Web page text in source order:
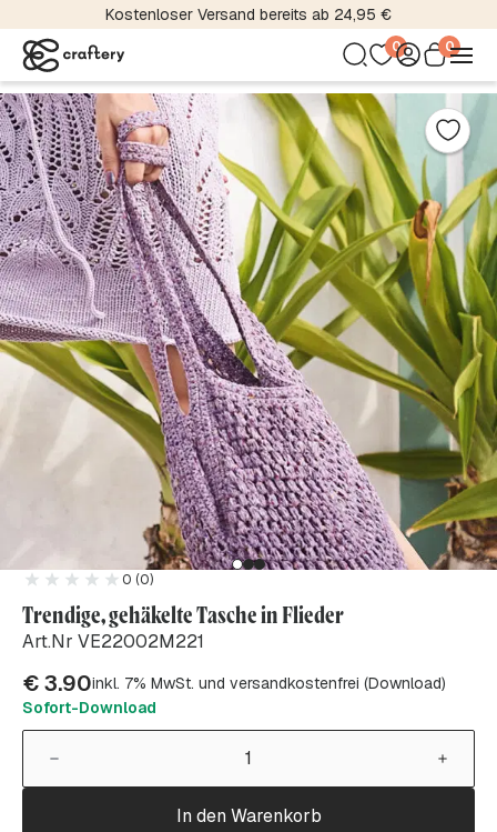
Kostenloser Versand bereits ab 24,95 €
0 0
0 (0)
Trendige, gehäkelte Tasche in Flieder
Art.Nr VE22002M221
€3.90inkl. 7% MwSt. und versandkostenfrei (Download)
Sofort-Download
In den Warenkorb